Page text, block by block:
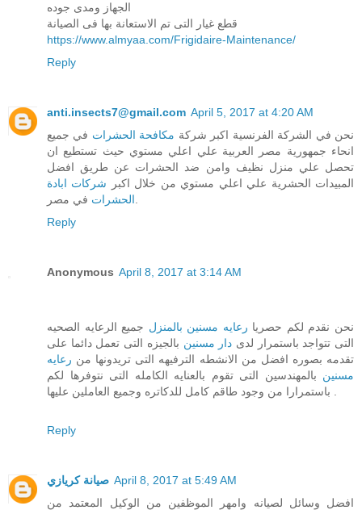
الجهاز ومدى جوده
قطع غيار التى تم الاستعانة بها فى الصيانة
https://www.almyaa.com/Frigidaire-Maintenance/
Reply
anti.insects7@gmail.com April 5, 2017 at 4:20 AM
نحن في الشركة الفرنسية اكبر شركة مكافحة الحشرات في جميع
انحاء جمهورية مصر العربية علي اعلي مستوي حيث تستطيع ان
تحصل علي منزل نظيف وامن ضد الحشرات عن طريق افضل
المبيدات الحشرية علي اعلي مستوي من خلال اكبر شركات ابادة
الحشرات
Reply
Anonymous April 8, 2017 at 3:14 AM
نحن نقدم لكم حصريا رعايه مسنين بالمنزل جميع الرعايه الصحيه
التى تتواجد باستمرار لدى دار مسنين بالجيزه التى تعمل دائما على
تقدمه بصوره افضل من الانشطه الترفيهه التى تريدونها من رعايه
مسنين بالمهندسين التى تقوم بالعنايه الكامله التى نتوفرها لكم
Reply
صيانة كريازي April 8, 2017 at 5:49 AM
افضل وسائل لصيانه وامهر الموظفين من الوكيل المعتمد من